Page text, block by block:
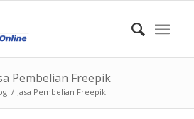
Pembelian Freepik
/ Jasa Pembelian Freepik